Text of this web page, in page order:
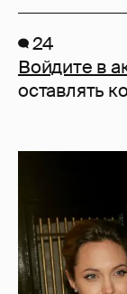
24
Войдите в
оставлять